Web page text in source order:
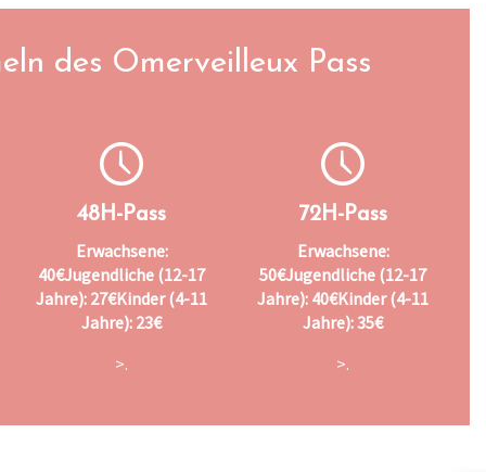
des Omerveilleux Pass
48H-Pass
Erwachsene:
40€Jugendliche (12-17
Jahre): 27€Kinder (4-11
Jahre): 23€
>.
72H-Pass
Erwachsene:
50€Jugendliche (12-17
Jahre): 40€Kinder (4-11
Jahre): 35€
>.